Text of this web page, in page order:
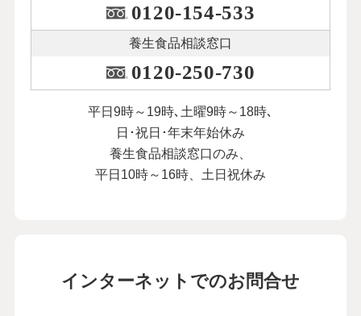
0120-154-533
養生食品相談窓口
0120-250-730
平日9時～19時､土曜9時～18時､
日･祝日･年末年始休み
養生食品相談窓口のみ、
平日10時～16時、土日祝休み
インターネットでのお問合せ